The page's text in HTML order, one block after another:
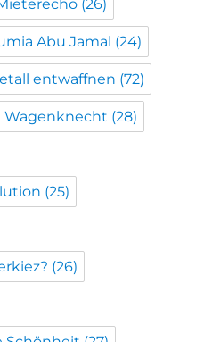
(26)
Abu Jamal (24)
entwaffnen (72)
Wagenknecht (28)
(25)
(26)